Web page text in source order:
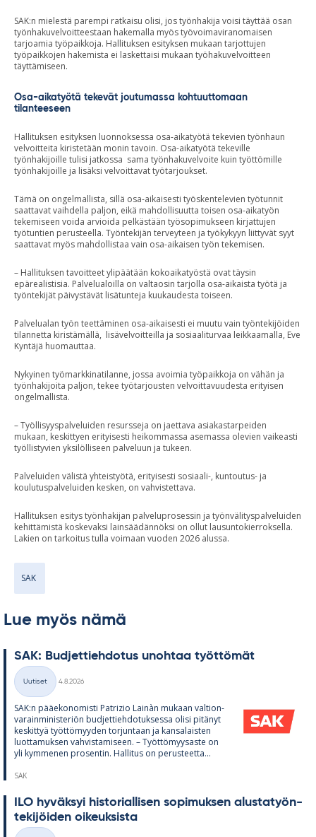
SAK:n mielestä parempi ratkaisu olisi, jos työnhakija voisi täyttää osan
työnhakuvelvoitteestaan hakemalla myös työvoimaviranomaisen
tarjoamia työpaikkoja. Hallituksen esityksen mukaan tarjottujen
työpaikkojen hakemista ei laskettaisi mukaan työhakuvelvoitteen
täyttämiseen.
Osa-aikatyötä tekevät joutumassa kohtuuttomaan
tilanteeseen
Hallituksen esityksen luonnoksessa osa-aikatyötä tekevien työnhaun
velvoitteita kiristetään monin tavoin. Osa-aikatyötä tekeville
työnhakijoille tulisi jatkossa sama työnhakuvelvoite kuin työttömille
työnhakijoille ja lisäksi velvoittavat työtarjoukset.
Tämä on ongelmallista, sillä osa-aikaisesti työskentelevien työtunnit
saattavat vaihdella paljon, eikä mahdollisuutta toisen osa-aikatyön
tekemiseen voida arvioida pelkästään työsopimukseen kirjattujen
työtuntien perusteella. Työntekijän terveyteen ja työkykyyn liittyvät syyt
saattavat myös mahdollistaa vain osa-aikaisen työn tekemisen.
– Hallituksen tavoitteet ylipäätään kokoaikatyöstä ovat täysin
epärealistisia. Palvelualoilla on valtaosin tarjolla osa-aikaista työtä ja
työntekijät päivystävät lisätunteja kuukaudesta toiseen.
Palvelualan työn teettäminen osa-aikaisesti ei muutu vain työntekijöiden
tilannetta kiristämällä, lisävelvoitteilla ja sosiaaliturvaa leikkaamalla, Eve
Kyntäjä huomauttaa.
Nykyinen työmarkkinatilanne, jossa avoimia työpaikkoja on vähän ja
työnhakijoita paljon, tekee työtarjousten velvoittavuudesta erityisen
ongelmallista.
– Työllisyyspalveluiden resursseja on jaettava asiakastarpeiden
mukaan, keskittyen erityisesti heikommassa asemassa olevien vaikeasti
työllistyvien yksilölliseen palveluun ja tukeen.
Palveluiden välistä yhteistyötä, erityisesti sosiaali-, kuntoutus- ja
koulutuspalveluiden kesken, on vahvistettava.
Hallituksen esitys työnhakijan palveluprosessin ja työnvälityspalveluiden
kehittämistä koskevaksi lainsäädännöksi on ollut lausuntokierroksella.
Lakien on tarkoitus tulla voimaan vuoden 2026 alussa.
SAK
Lue myös nämä
SAK: Bud­jet­tieh­do­tus unoh­taa työt­tö­mät
Kategoriat
Uutiset
4.8.2026
SAK:n pää­e­ko­no­misti Pat­rizio Lainàn mu­kaan val­tion­
va­rain­mi­nis­te­riön bud­jet­tieh­do­tuk­sessa olisi pi­tä­nyt
kes­kit­tyä työt­tö­myy­den tor­jun­taan ja kan­sa­lais­ten
luot­ta­muk­sen vah­vis­ta­mi­seen. – Työt­tö­myy­saste on
yli kym­me­nen pro­sen­tin. Hal­li­tus on pe­rus­teetta...
SAK
ILO hy­väk­syi his­to­rial­li­sen so­pi­muk­sen alus­ta­työn­
te­ki­jöi­den oi­keuk­sista